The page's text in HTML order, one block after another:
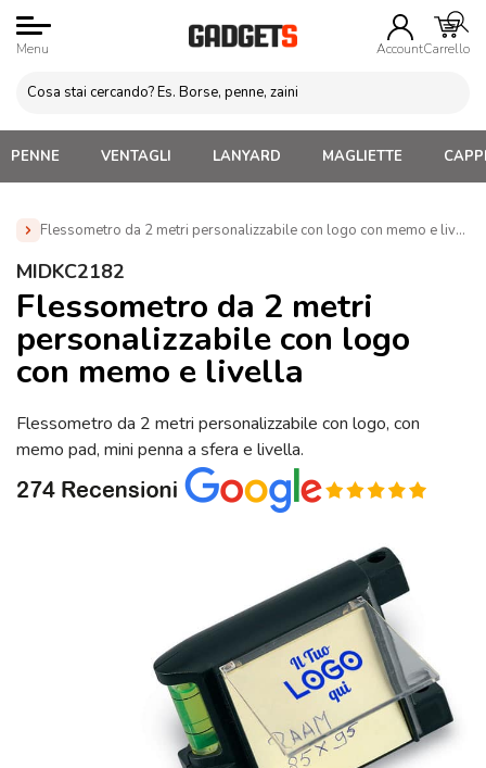
Menu AccountCarrello
PENNE VENTAGLI LANYARD MAGLIETTE
Flessometro da 2 metri personalizzabile con logo con memo e livella
Home » Attrezzi da lavoro Personalizzati
personalizzabile con logo con memo e livella (MIDKC2182)
MIDKC2182
Flessometro da 2 metri
personalizzabile con logo
con memo e livella
Flessometro da 2 metri personalizzabile con logo, con
memo pad, mini penna a sfera e livella.